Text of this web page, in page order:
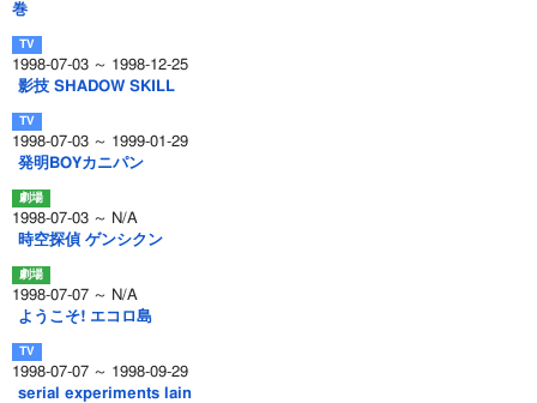
巻
1998-07-03 ～ 1998-12-25
影技 SHADOW SKILL
1998-07-03 ～ 1999-01-29
発明BOYカニパン
1998-07-03 ～ N/A
時空探偵 ゲンシクン
1998-07-07 ～ N/A
ようこそ! エコロ島
1998-07-07 ～ 1998-09-29
serial experiments lain